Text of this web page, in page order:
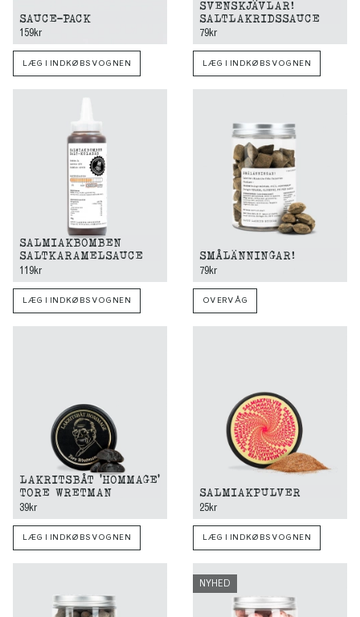
SAUCE-PACK
159kr
LÆG I INDKØBSVOGNEN
SVENSKJÄVLAR!
SALTLAKRIDSSAUCE
79kr
LÆG I INDKØBSVOGNEN
SALMIAKBOMBEN
SALTKARAMELSAUCE
119kr
LÆG I INDKØBSVOGNEN
SMÅLÄNNINGAR!
79kr
OVERVÅG
LAKRITSBÅT 'HOMMAGE'
TORE WRETMAN
39kr
LÆG I INDKØBSVOGNEN
SALMIAKPULVER
25kr
LÆG I INDKØBSVOGNEN
NYHED